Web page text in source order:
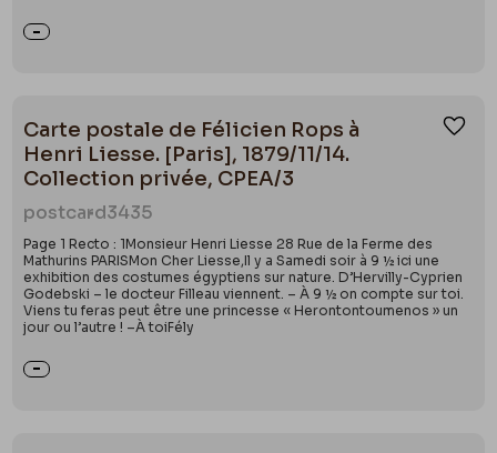
Carte postale de Félicien Rops à
Henri Liesse. [Paris], 1879/11/14.
Collection privée, CPEA/3
postcard3435
Page 1 Recto : 1Monsieur Henri Liesse 28 Rue de la Ferme des
Mathurins PARISMon Cher Liesse,Il y a Samedi soir à 9 ½ ici une
exhibition des costumes égyptiens sur nature. D’Hervilly-Cyprien
Godebski – le docteur Filleau viennent. – À 9 ½ on compte sur toi.
Viens tu feras peut être une princesse « Herontontoumenos » un
jour ou l’autre ! –À toiFély